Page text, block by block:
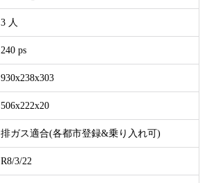
3 人
240 ps
930x238x303
506x222x20
排ガス適合(各都市登録&乗り入れ可)
R8/3/22